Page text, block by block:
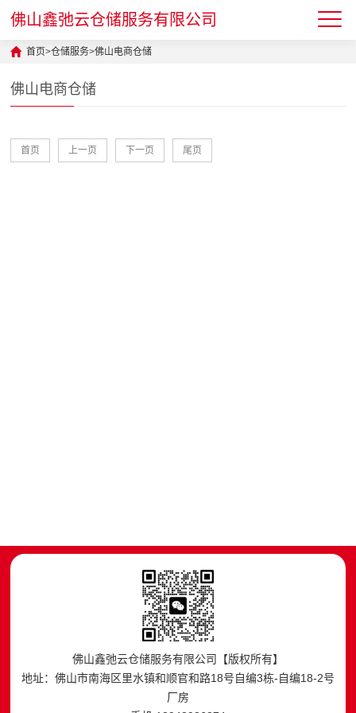
佛山鑫弛云仓储服务有限公司
首页>仓储服务>佛山电商仓储
佛山电商仓储
首页 上一页 下一页 尾页
佛山鑫弛云仓储服务有限公司【版权所有】
地址：佛山市南海区里水镇和顺官和路18号自编3栋-自编18-2号
厂房